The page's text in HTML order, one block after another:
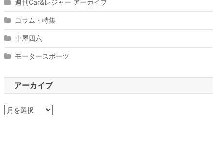
週刊Car&レジャー アーカイブ
コラム・特集
車屋四六
モータースポーツ
アーカイブ
ア